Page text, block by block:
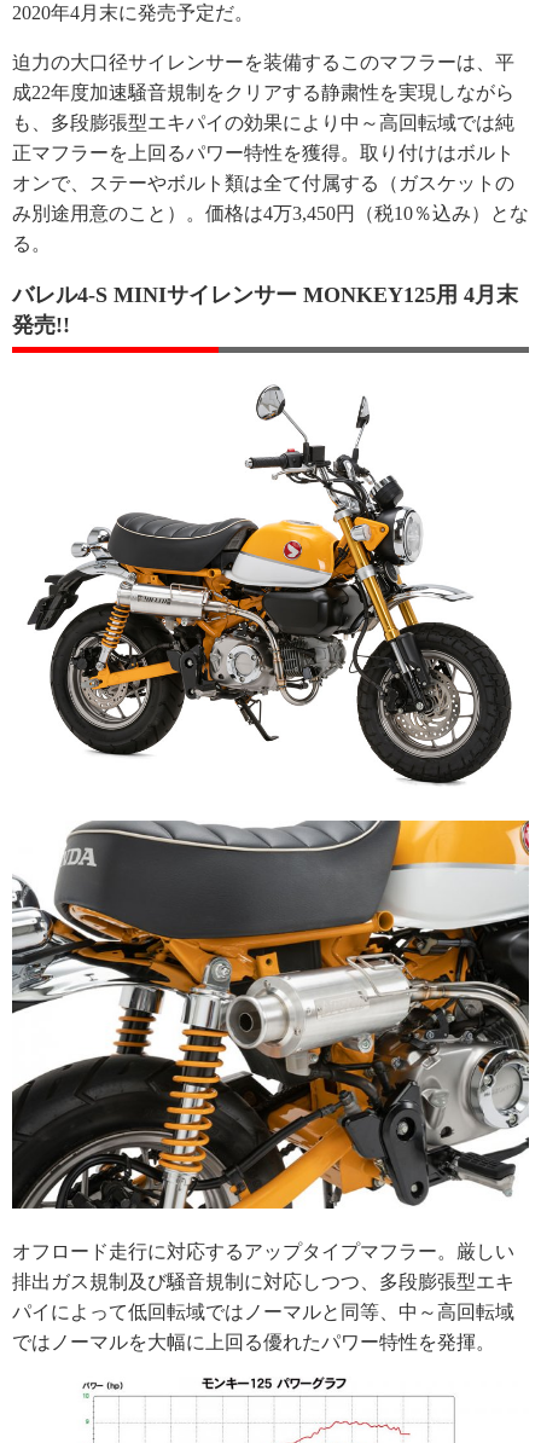
2020年4月末に発売予定だ。
迫力の大口径サイレンサーを装備するこのマフラーは、平
成22年度加速騒音規制をクリアする静粛性を実現しながら
も、多段膨張型エキパイの効果により中～高回転域では純
正マフラーを上回るパワー特性を獲得。取り付けはボルト
オンで、ステーやボルト類は全て付属する（ガスケットの
み別途用意のこと）。価格は4万3,450円（税10％込み）とな
る。
バレル4-S MINIサイレンサー MONKEY125用 4月末
発売!!
オフロード走行に対応するアップタイプマフラー。厳しい
排出ガス規制及び騒音規制に対応しつつ、多段膨張型エキ
パイによって低回転域ではノーマルと同等、中～高回転域
ではノーマルを大幅に上回る優れたパワー特性を発揮。